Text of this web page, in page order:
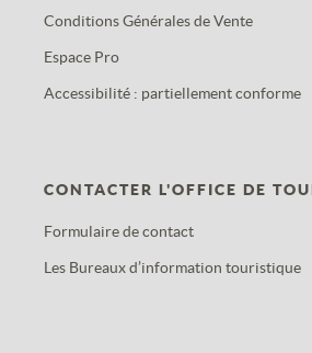
Conditions Générales de Vente
Espace Pro
Accessibilité : partiellement conforme
CONTACTER L'OFFICE DE
Formulaire de contact
Les Bureaux d’information touristique